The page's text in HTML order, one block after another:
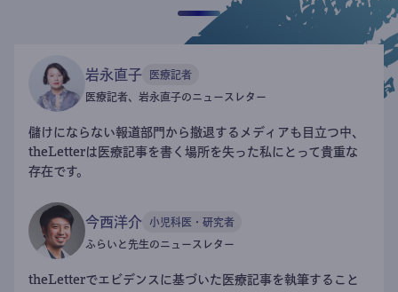
岩永直子 医療記者
医療記者、岩永直子のニュースレター
儲けにならない報道部門から撤退するメディアも目立つ中、
theLetterは医療記事を書く場所を失った私にとって貴重な
存在です。
今西洋介 小児科医・研究者
ふらいと先生のニュースレター
theLetterでエビデンスに基づいた医療記事を執筆すること